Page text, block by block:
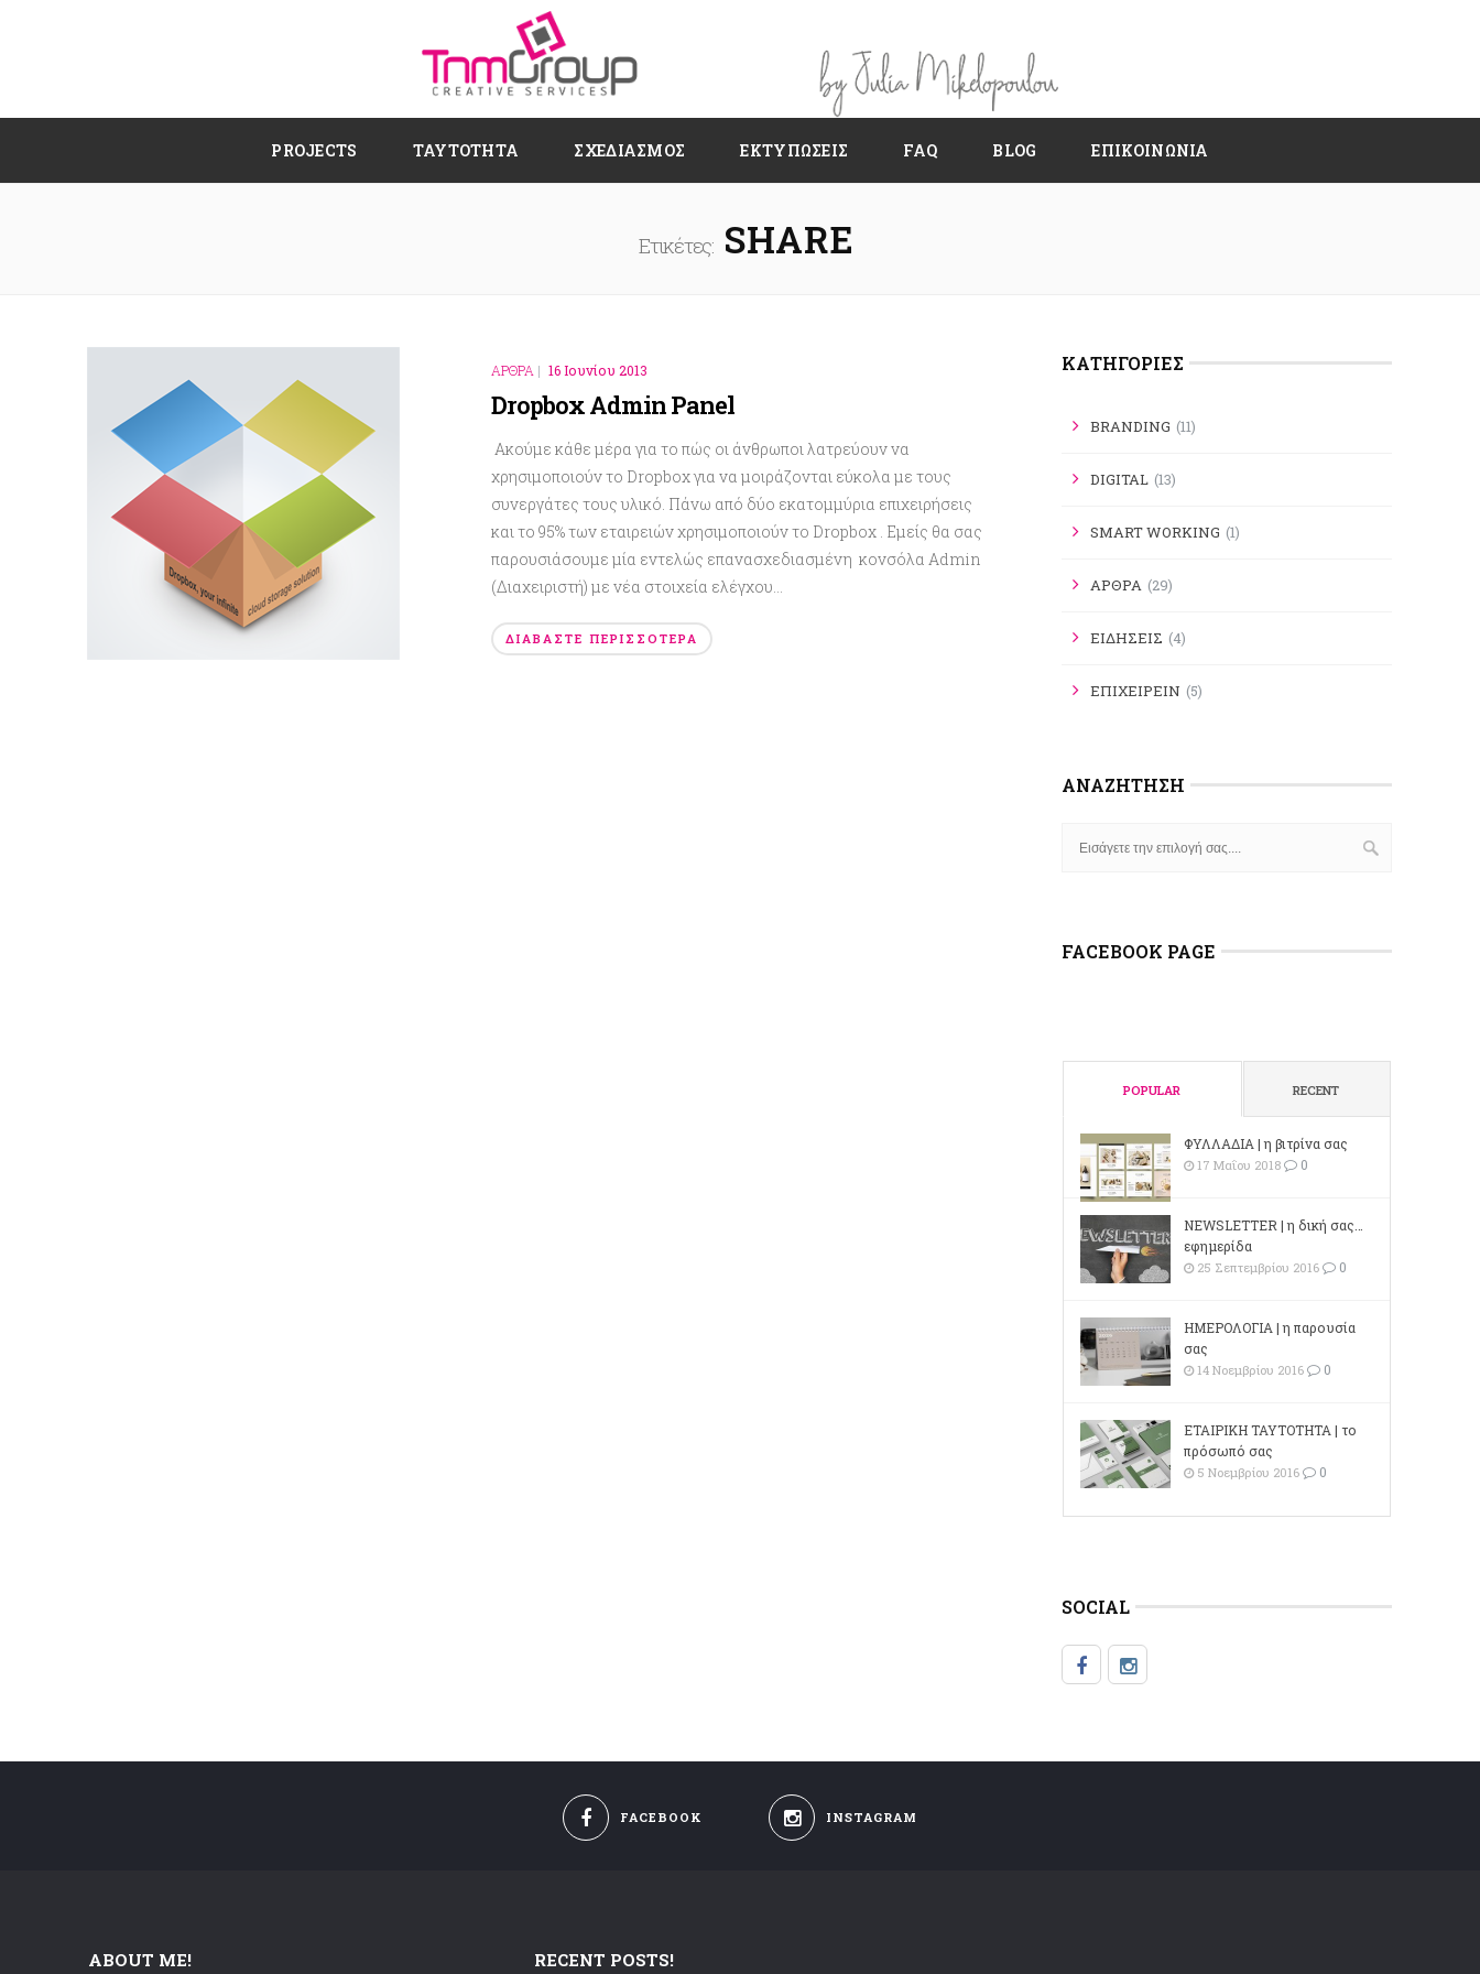
PROJECTS ΤΑΥΤΟΤΗΤΑ ΣΧΕΔΙΑΣΜΌΣ ΕΚΤΥΠΏΣΕΙΣ FAQ BLOG ΕΠΙΚΟΙΝΩΝΙΑ
Ετικέτες:SHARE
ΑΡΘΡΑ | 16 Ιουνίου 2013
Dropbox Admin Panel
Ακούμε κάθε μέρα για το πώς οι άνθρωποι λατρεύουν να
χρησιμοποιούν το Dropbox για να μοιράζονται εύκολα με τους
συνεργάτες τους υλικό. Πάνω από δύο εκατομμύρια επιχειρήσεις
και το 95% των εταιρειών χρησιμοποιούν το Dropbox . Εμείς θα σας
παρουσιάσουμε μία εντελώς επανασχεδιασμένη κονσόλα Admin
(Διαχειριστή) με νέα στοιχεία ελέγχου...
ΔΙΑΒΆΣΤΕ ΠΕΡΙΣΣΌΤΕΡΑ
KΑΤΗΓΟΡΊΕΣ
BRANDING (11)
DIGITAL (13)
SMART WORKING (1)
ΑΡΘΡΑ (29)
ΕΙΔΗΣΕΙΣ (4)
ΕΠΙΧΕΙΡΕΙΝ (5)
ΑΝΑΖΉΤΗΣΗ
FACEBOOK PAGE
POPULAR RECENT
ΦΥΛΛΑΔΙΑ | η βιτρίνα σας
17 Μαΐου 2018 0
NEWSLETTER | η δική σας…
εφημερίδα
25 Σεπτεμβρίου 2016 0
ΗΜΕΡΟΛΟΓΙΑ | η παρουσία
σας
14 Νοεμβρίου 2016 0
ΕΤΑΙΡΙΚΗ ΤΑΥΤΟΤΗΤΑ | το
πρόσωπό σας
5 Νοεμβρίου 2016 0
SOCIAL
FACEBOOK INSTAGRAM
ABOUT ME! RECENT POSTS!